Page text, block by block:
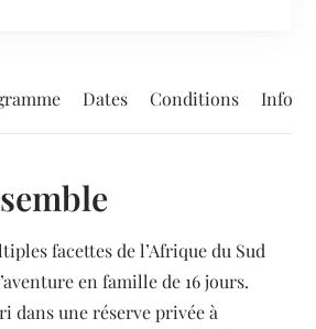
Dates Conditions
facettes de l’Afrique du Sud
en famille de 16 jours.
dans une réserve privée à